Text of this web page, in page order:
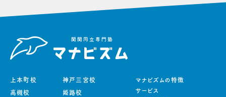
上本町校
高槻校
神戸三宮校
姫路校
マナビズムの特徴
サービス